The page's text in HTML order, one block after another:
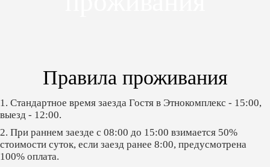
Правила проживания
1. Стандартное время заезда Гостя в Этнокомплекс - 15:00,
выезд - 12:00.
2. При раннем заезде с 08:00 до 15:00 взимается 50%
стоимости суток, если заезд ранее 8:00, предусмотрена
100% оплата.